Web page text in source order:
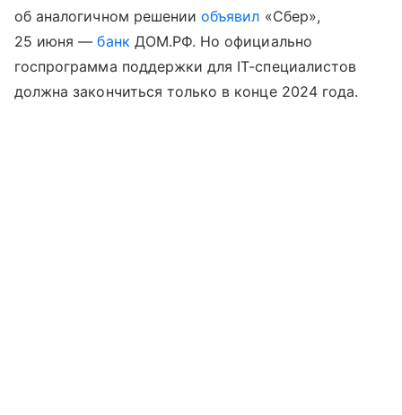
об аналогичном решенииобъявил «Сбер»,
25 июня —банк ДОМ.РФ. Но официально
госпрограмма поддержки для IT-специалистов
должна закончиться только в конце 2024 года.